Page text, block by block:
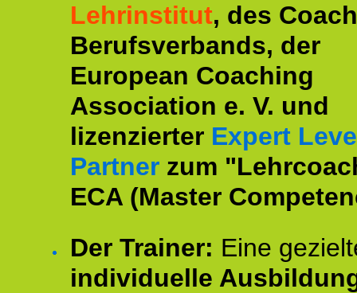
Lehrinstitut, des
Berufsverbands, der
European Coaching
Association e. V. und
lizenzierter Expert
Partner zum
ECA (Master
Der Trainer: Eine
individuelle